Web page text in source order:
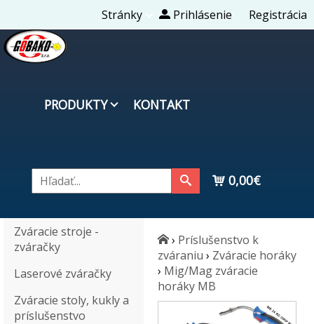
Stránky Prihlásenie Registrácia
PRODUKTY KONTAKT
0,00€
Zváracie stroje -
zváračky
Laserové zváračky
Zváracie stoly, kukly a
príslušenstvo
› Príslušenstvo k
zváraniu › Zváracie horáky
› Mig/Mag zváracie
horáky MB